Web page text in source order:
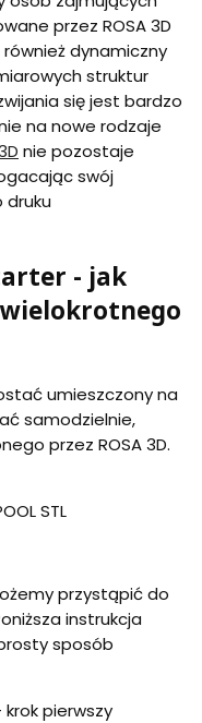
przez ROSA 3D
dynamiczny
struktur
się jest bardzo
na nowe rodzaje
nie pozostaje
swój
- jak
umieszczony na
samodzielnie,
przez ROSA 3D.
STL
przystąpić do
instrukcja
sposób